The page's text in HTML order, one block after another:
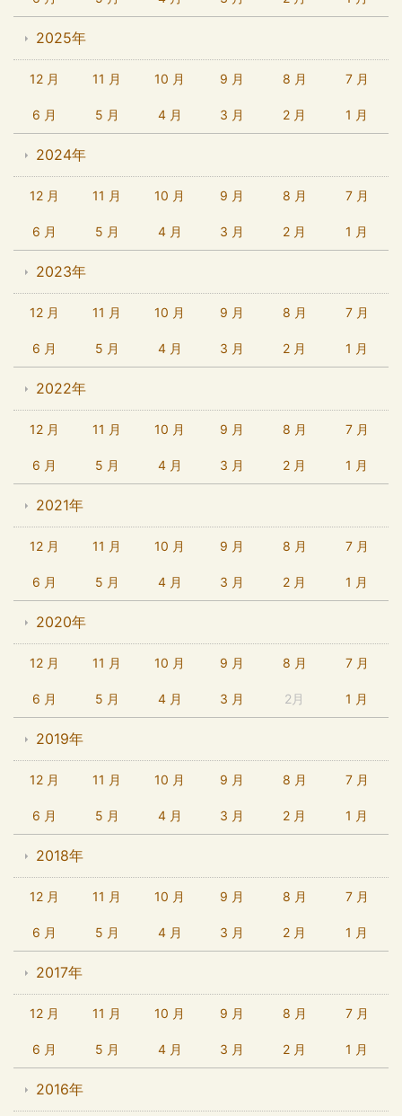
2025年
12 月 11 月 10 月 9 月 8 月 7 月
6 月 5 月 4 月 3 月 2 月 1 月
2024年
12 月 11 月 10 月 9 月 8 月 7 月
6 月 5 月 4 月 3 月 2 月 1 月
2023年
12 月 11 月 10 月 9 月 8 月 7 月
6 月 5 月 4 月 3 月 2 月 1 月
2022年
12 月 11 月 10 月 9 月 8 月 7 月
6 月 5 月 4 月 3 月 2 月 1 月
2021年
12 月 11 月 10 月 9 月 8 月 7 月
6 月 5 月 4 月 3 月 2 月 1 月
2020年
12 月 11 月 10 月 9 月 8 月 7 月
6 月 5 月 4 月 3 月 2月 1 月
2019年
12 月 11 月 10 月 9 月 8 月 7 月
6 月 5 月 4 月 3 月 2 月 1 月
2018年
12 月 11 月 10 月 9 月 8 月 7 月
6 月 5 月 4 月 3 月 2 月 1 月
2017年
12 月 11 月 10 月 9 月 8 月 7 月
6 月 5 月 4 月 3 月 2 月 1 月
2016年